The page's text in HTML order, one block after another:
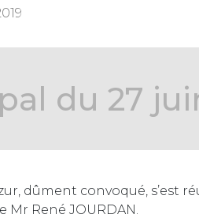
du 27
dûment convoqué, s’est
Mr René JOURDAN.